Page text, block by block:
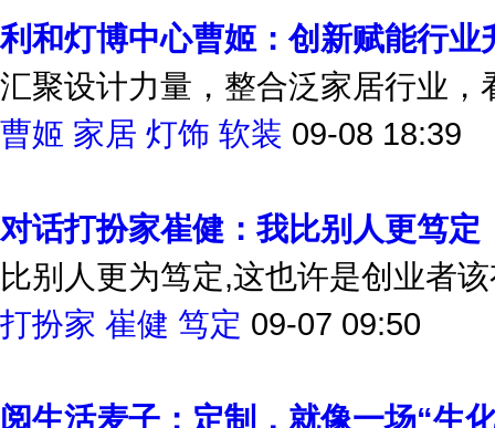
利和灯博中心曹姬：创新赋能行业
汇聚设计力量，整合泛家居行业
曹姬 家居 灯饰 软装 09-08 18:39
对话打扮家崔健：我比别人更笃定
比别人更为笃定,这也许是创业者
打扮家 崔健 笃定 09-07 09:50
阅生活麦子：定制，就像一场“生